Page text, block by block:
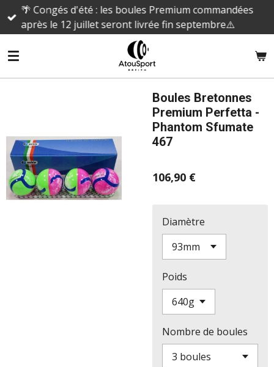
Passer
principal
🌴 Congés d'été : les boules Premium commandées
après le 12 juillet seront livrée fin septembre⚠️
Boules Bretonnes
Premium Perfetta -
Phantom Sfumate
467
106,90 €
Diamètre
Poids
Nombre de boules